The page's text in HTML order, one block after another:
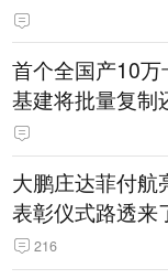
首个全国产10万
基建将批量复制
大鹏庄达菲付航
表彰仪式路透来
216